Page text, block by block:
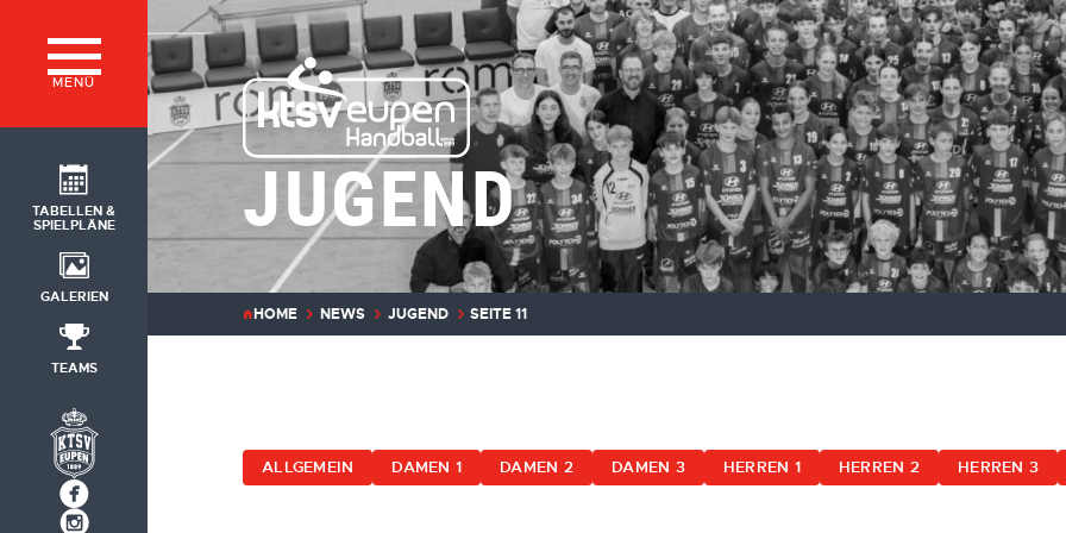
MENÜ
TABELLEN &
SPIELPLÄNE
GALERIEN
TEAMS
JUGEND
HOME NEWS JUGEND SEITE 11
ALLGEMEIN DAMEN 1 DAMEN 2 DAMEN 3 HERREN 1 HERREN 2 HERREN 3